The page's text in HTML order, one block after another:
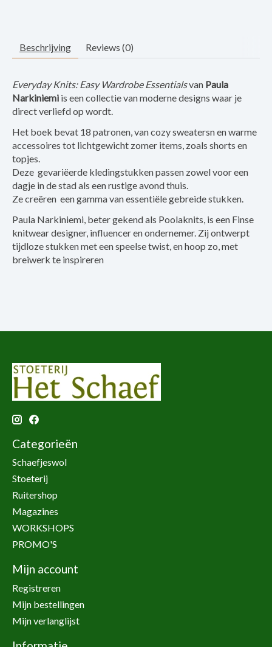
Beschrijving Reviews (0)
Everyday Knits: Easy Wardrobe Essentialsvan Paula
Narkiniemi is een collectie van moderne designs waar je
direct verliefd op wordt.
Het boek bevat 18 patronen, van cozy sweatersn en warme
accessoires tot lichtgewicht zomer items, zoals shorts en
topjes.
Deze gevariëerde kledingstukken passen zowel voor een
dagje in de stad als een rustige avond thuis.
Ze creëren een gamma van essentiële gebreide stukken.
Paula Narkiniemi, beter gekend als Poolaknits, is een Finse
knitwear designer, influencer en ondernemer. Zij ontwerpt
tijdloze stukken met een speelse twist, en hoop zo, met
breiwerk te inspireren
Categorieën
Schaefjeswol
Stoeterij
Ruitershop
Magazines
WORKSHOPS
PROMO'S
Mijn account
Registreren
Mijn bestellingen
Mijn verlanglijst